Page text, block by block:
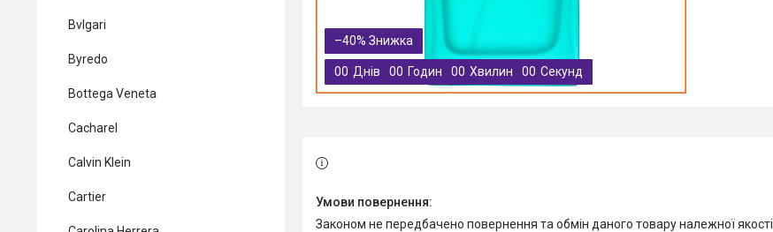
–40%
00 Днів 00 Годин 00 Хвилин 00 Секунд
Законом не передбачено повернення та обмін даного товару належної якості
Bvlgari
Byredo
Bottega Veneta
Cacharel
Calvin Klein
Cartier